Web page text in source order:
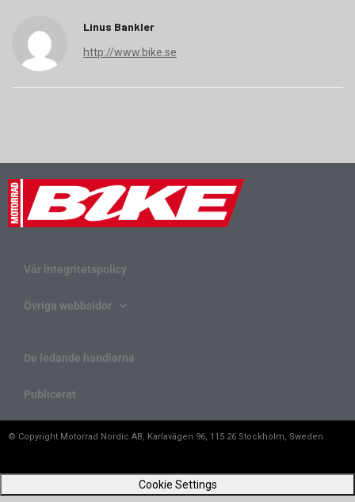
Linus Bankler
http://www.bike.se
Vår integritetspolicy
Övriga webbsidor
De ledande handlarna
Publicerat
© Copyright Motorrad Nordic AB, Karlavägen 96, 115 26 Stockholm, Sweden
Cookie Settings